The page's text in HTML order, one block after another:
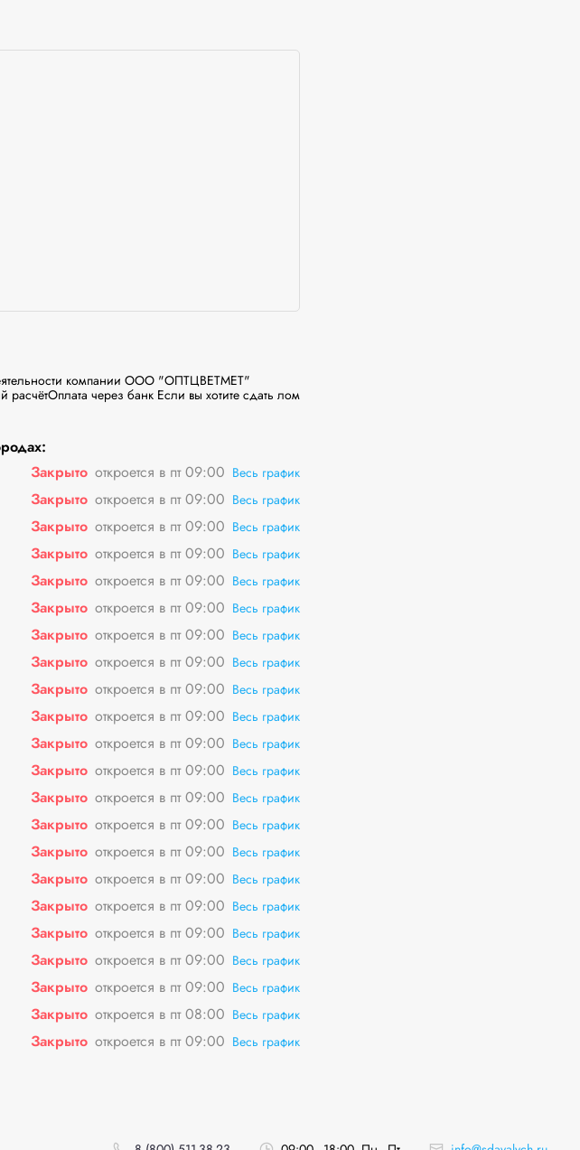
компании ООО "ОПТЦВЕТМЕТ"
через банк Если вы хотите сдать лом
Закрыто откроется в пт 09:00 Весь график
Закрыто откроется в пт 09:00 Весь график
Закрыто откроется в пт 09:00 Весь график
Закрыто откроется в пт 09:00 Весь график
Закрыто откроется в пт 09:00 Весь график
Закрыто откроется в пт 09:00 Весь график
Закрыто откроется в пт 09:00 Весь график
Закрыто откроется в пт 09:00 Весь график
Закрыто откроется в пт 09:00 Весь график
Закрыто откроется в пт 09:00 Весь график
Закрыто откроется в пт 09:00 Весь график
Закрыто откроется в пт 09:00 Весь график
Закрыто откроется в пт 09:00 Весь график
Закрыто откроется в пт 09:00 Весь график
Закрыто откроется в пт 09:00 Весь график
Закрыто откроется в пт 09:00 Весь график
Закрыто откроется в пт 09:00 Весь график
Закрыто откроется в пт 09:00 Весь график
Закрыто откроется в пт 09:00 Весь график
Закрыто откроется в пт 09:00 Весь график
Закрыто откроется в пт 08:00 Весь график
Закрыто откроется в пт 09:00 Весь график